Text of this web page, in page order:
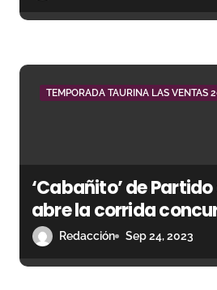
r
TEMPORADA TAURINA LAS VENTAS
‘Cabañito’ de
abre la corrida
ganaderías
Redacción Sep 24, 2023